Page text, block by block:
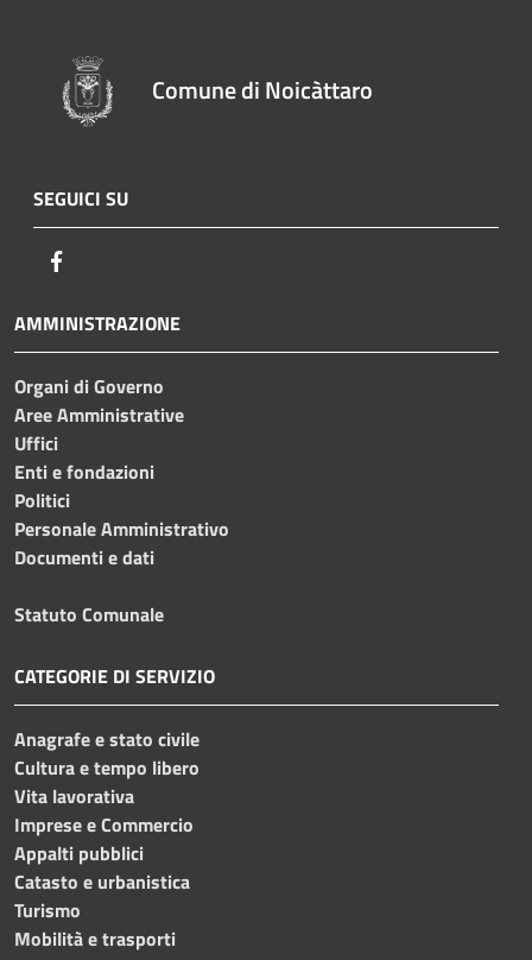
Comune di Noicàttaro
SEGUICI SU
AMMINISTRAZIONE
Organi di Governo
Aree Amministrative
Uffici
Enti e fondazioni
Politici
Personale Amministrativo
Documenti e dati
Statuto Comunale
CATEGORIE DI SERVIZIO
Anagrafe e stato civile
Cultura e tempo libero
Vita lavorativa
Imprese e Commercio
Appalti pubblici
Catasto e urbanistica
Turismo
Mobilità e trasporti